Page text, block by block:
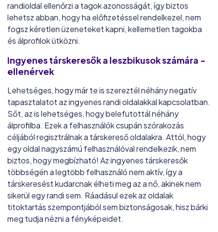
randioldal ellenőrzi a tagok azonosságát, így biztos
lehetsz abban, hogy ha előfizetéssel rendelkezel, nem
fogsz kéretlen üzeneteket kapni, kellemetlen tagokba
és álprofilok ütközni.
Ingyenes társkeresők a leszbikusok számára -
ellenérvek
Lehetséges, hogy már te is szereztél néhány negatív
tapasztalatot az ingyenes randi oldalakkal kapcsolatban.
Sőt, az is lehetséges, hogy belefutottál néhány
álprofilba. Ezek a felhasználók csupán szórakozás
céljából regisztrálnak a társkereső oldalakra. Attól, hogy
egy oldal nagyszámú felhasználóval rendelkezik, nem
biztos, hogy megbízható! Az ingyenes társkeresők
többségén a legtöbb felhasználó nem aktív, így a
társkeresést kudarcnak élheti meg az a nő, akinek nem
sikerül egy randi sem. Ráadásul ezek az oldalak
titoktartás szempontjából sem biztonságosak, hisz bárki
meg tudja nézni a fényképeidet.